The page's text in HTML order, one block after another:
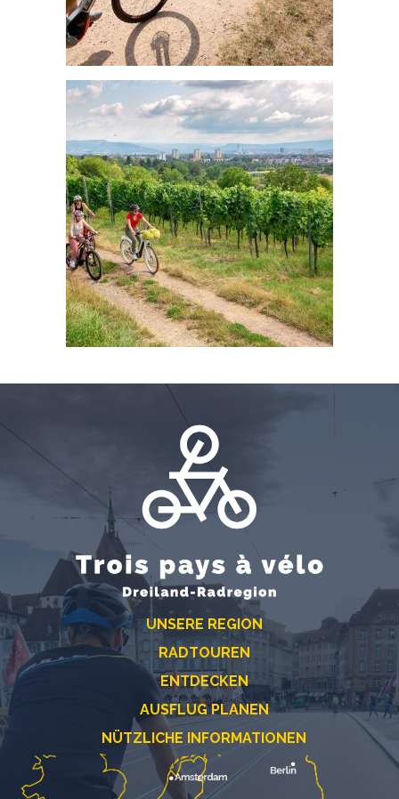
UNSERE REGION
RADTOUREN
ENTDECKEN
AUSFLUG PLANEN
NÜTZLICHE INFORMATIONEN